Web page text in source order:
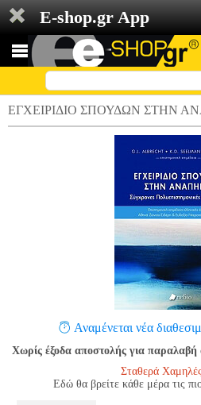
E-shop.gr App
ΕΓΧΕΙΡΙΔΙΟ ΣΠΟΥΔΩΝ ΣΤΗΝ
Αναμένεται νέα
Χωρίς έξοδα αποστολής για
Σταθερά
Εδώ θα βρείτε κάθε μέρα τις